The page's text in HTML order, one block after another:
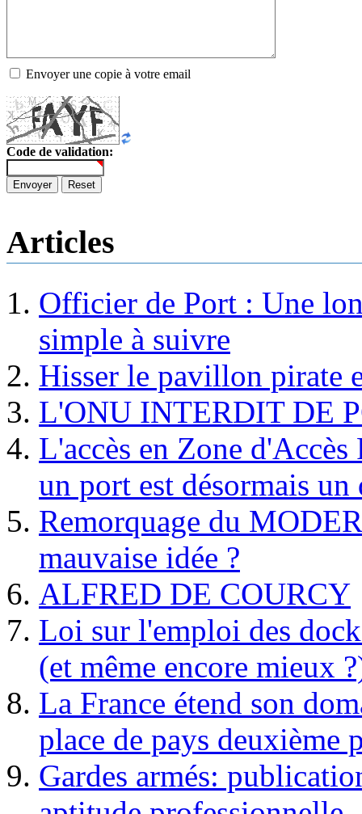
Envoyer une copie à votre email
Code de validation:
Envoyer Reset
Articles
Officier de Port : Une
simple à suivre
Hisser le pavillon pirate
L'ONU INTERDIT DE
L'accès en Zone
un port est désormais un
Remorquage du
mauvaise idée ?
ALFRED DE COURCY
Loi sur l'emploi des
(et même encore mieux
La France étend son
place de pays deuxième
Gardes armés: